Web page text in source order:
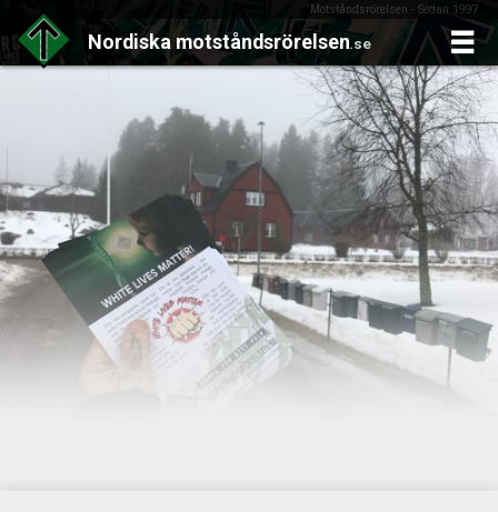
Motståndsrörelsen - Sedan 1997
Nordiska motståndsrörelsen.se
content